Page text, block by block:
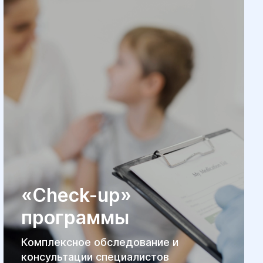
«Check-up»
программы
Комплексное обследование и
консультации специалистов